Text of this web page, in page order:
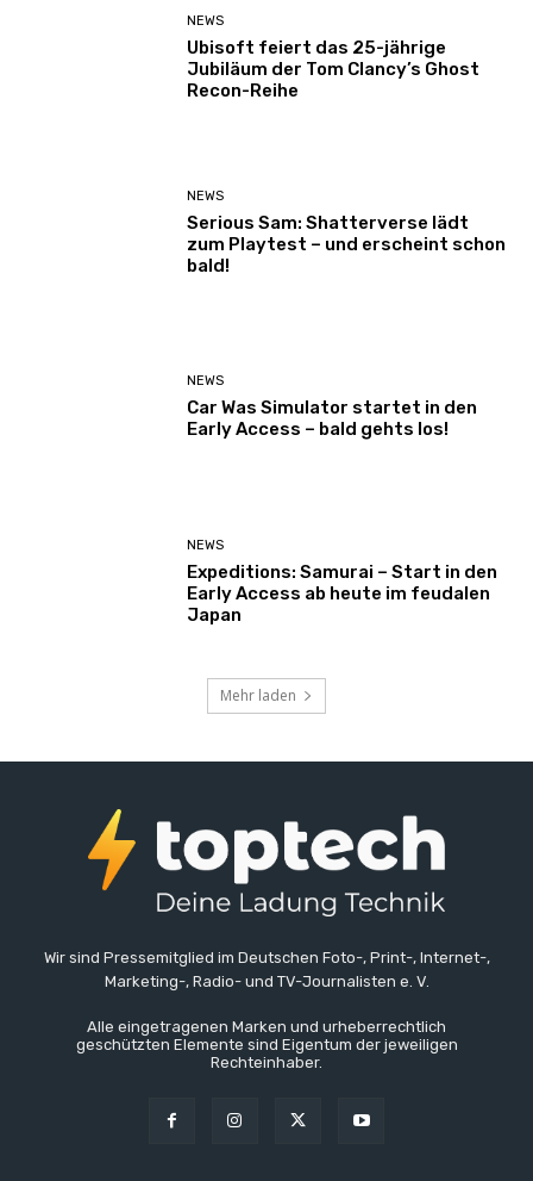
NEWS
Ubisoft feiert das 25-jährige
Jubiläum der Tom Clancy’s Ghost
Recon-Reihe
NEWS
Serious Sam: Shatterverse lädt
zum Playtest – und erscheint schon
bald!
NEWS
Car Was Simulator startet in den
Early Access – bald gehts los!
NEWS
Expeditions: Samurai – Start in den
Early Access ab heute im feudalen
Japan
Mehr laden
Wir sind Pressemitglied im Deutschen Foto-, Print-, Internet-,
Marketing-, Radio- und TV-Journalisten e. V.
Alle eingetragenen Marken und urheberrechtlich
geschützten Elemente sind Eigentum der jeweiligen
Rechteinhaber.